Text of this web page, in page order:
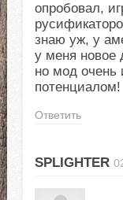
опробовал,
знаю уж, у
у меня новое
но мод очень
потенциалом!
Ответить
SPLIGHTER